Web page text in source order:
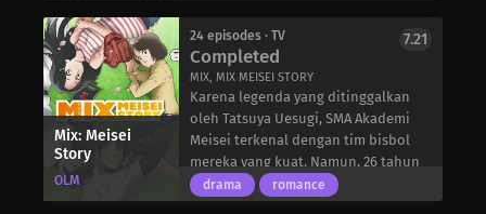
hal yang mengejutkannya, yaitu
setiap makhluk supernatural yang
tadinya ia anggap fiksi, ternyata
benar-benar ada, dan ia adalah satu-
satunya manusia yang dapat
memahami bahasa non-manusia.
Kejutan Arata tidak berhenti sampai
di situ, karena pada malam harinya,
bisa lepas dari pengaruh ayahnya
yang penuh nafsu, seorang penulis
erotis yang terkenal. Namun, ketika
Takumi Kijima yang ramah
menyatakan cinta pada Horie,
pikirannya menjadi liar dengan
pikiran-pikiran yang memalukan.
Erangan yang ingin melarikan diri,
Mix: Meisei
Story
OLM
24 episodes · TV
Completed
MIX, MIX MEISEI STORY
7.21
Karena legenda yang ditinggalkan
oleh Tatsuya Uesugi, SMA Akademi
Meisei terkenal dengan tim bisbol
mereka yang kuat. Namun, 26 tahun
setelah kejayaan mereka, tim ini
tidak dapat mempertahankan rekor
drama romance